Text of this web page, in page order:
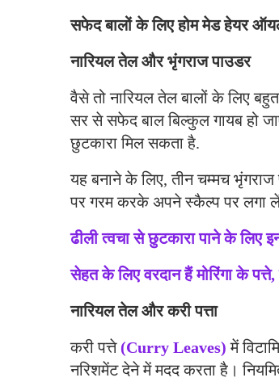
सफेद बालों के लिए होम मेड हेयर
नारियल तेल और भृंगराज पाउडर
वैसे तो नारियल तेल बालों के लिए
सर से सफेद बाल बिल्कुल गायब हो
छुटकारा मिल सकता है.
यह बनाने के लिए, तीन चम्मच
पर गरम करके अपने स्कैल्प पर लगा
ढीली त्वचा से छुटकारा पाने के लिए
सेहत के लिए वरदान हैं मोरिंगा के
नारियल तेल और करी पत्ता
करी पत्ते(Curry Leaves) में
नरिशमेंट देने में मदद करता है।